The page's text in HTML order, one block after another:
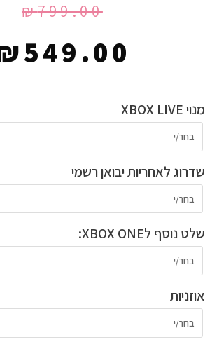
₪799.00
₪549.00
מנוי XBOX LIVE
שדרוג לאחריות יבואן רשמי
שלט נוסף לXBOX ONE:
אוזניות
כמות
של
V3B
PRO
PC/XBOX/PLAYSTATION/NINTENDO